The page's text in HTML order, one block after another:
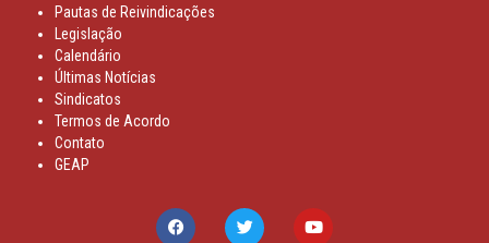
Pautas de Reivindicações
Legislação
Calendário
Últimas Notícias
Sindicatos
Termos de Acordo
Contato
GEAP